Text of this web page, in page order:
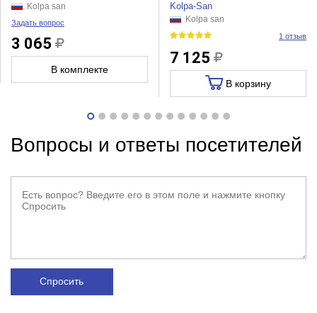
Kolpa san
Задать вопрос
3 065
В комплекте
Kolpa-San
Kolpa san
1 отзыв
7 125
В корзину
Вопросы и ответы посетителей
Спросить